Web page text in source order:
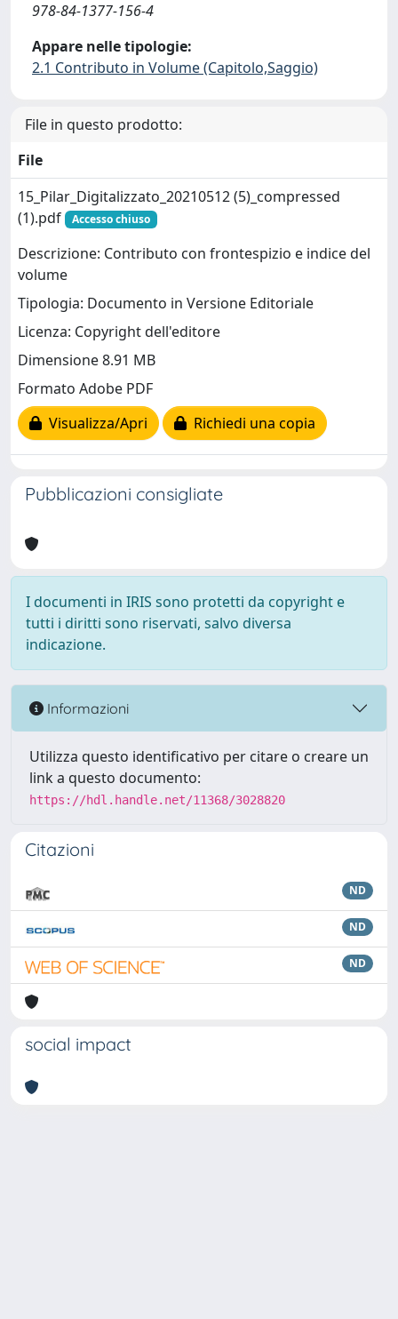
978-84-1377-156-4
Appare nelle tipologie:
2.1 Contributo in Volume (Capitolo,Saggio)
File in questo prodotto:
File
15_Pilar_Digitalizzato_20210512 (5)_compressed
(1).pdf
Accesso chiuso
Descrizione: Contributo con frontespizio e indice del
volume
Tipologia: Documento in Versione Editoriale
Licenza: Copyright dell'editore
Dimensione 8.91 MB
Formato Adobe PDF
Visualizza/Apri
Richiedi una copia
Pubblicazioni consigliate
I documenti in IRIS sono protetti da copyright e
tutti i diritti sono riservati, salvo diversa
indicazione.
Informazioni
Utilizza questo identificativo per citare o creare un
link a questo documento:
https://hdl.handle.net/11368/3028820
Citazioni
ND
ND
ND
social impact